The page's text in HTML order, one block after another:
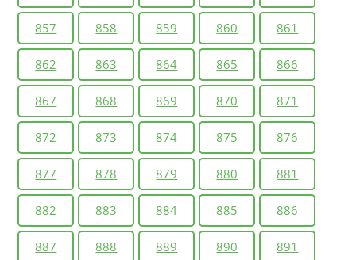
857 858 859 860 861
862 863 864 865 866
867 868 869 870 871
872 873 874 875 876
877 878 879 880 881
882 883 884 885 886
887 888 889 890 891